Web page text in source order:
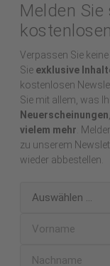
Melden
Verpassen Sie
Sie exklusive
kostenlosen
Sie mit allem, was
Neuerscheinungen
vielem mehr .
zu unserem
wieder abbestellen.